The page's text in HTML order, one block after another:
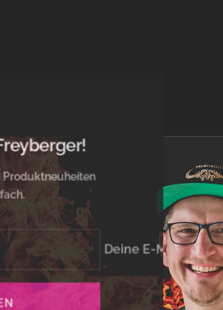
Produktneuheiten
Deine E-Mail